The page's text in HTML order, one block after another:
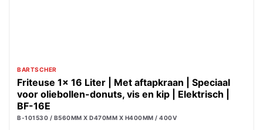
BARTSCHER
Friteuse 1x 16 Liter | Met aftapkraan | Speciaal
voor oliebollen-donuts, vis en kip | Elektrisch |
BF-16E
B-101530 / B560MM X D470MM X H400MM / 400V